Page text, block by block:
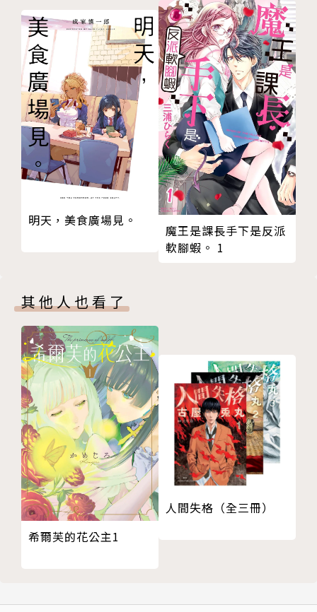
明天，美食廣場見。
魔王是課長手下是反派
軟腳蝦。 1
其他人也看了
希爾芙的花公主1
人間失格（全三冊）